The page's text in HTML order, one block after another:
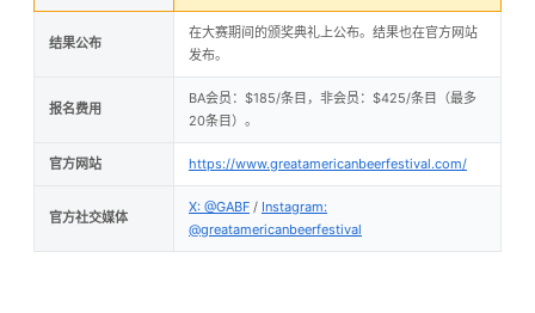
结果公布
在大赛期间的颁奖典礼上公布。结果也在官方网站
发布。
报名费用
BA会员：$185/条目，非会员：$425/条目（最多
20条目）。
官方网站 https://www.greatamericanbeerfestival.com/
官方社交媒体
X: @GABF / Instagram:
@greatamericanbeerfestival